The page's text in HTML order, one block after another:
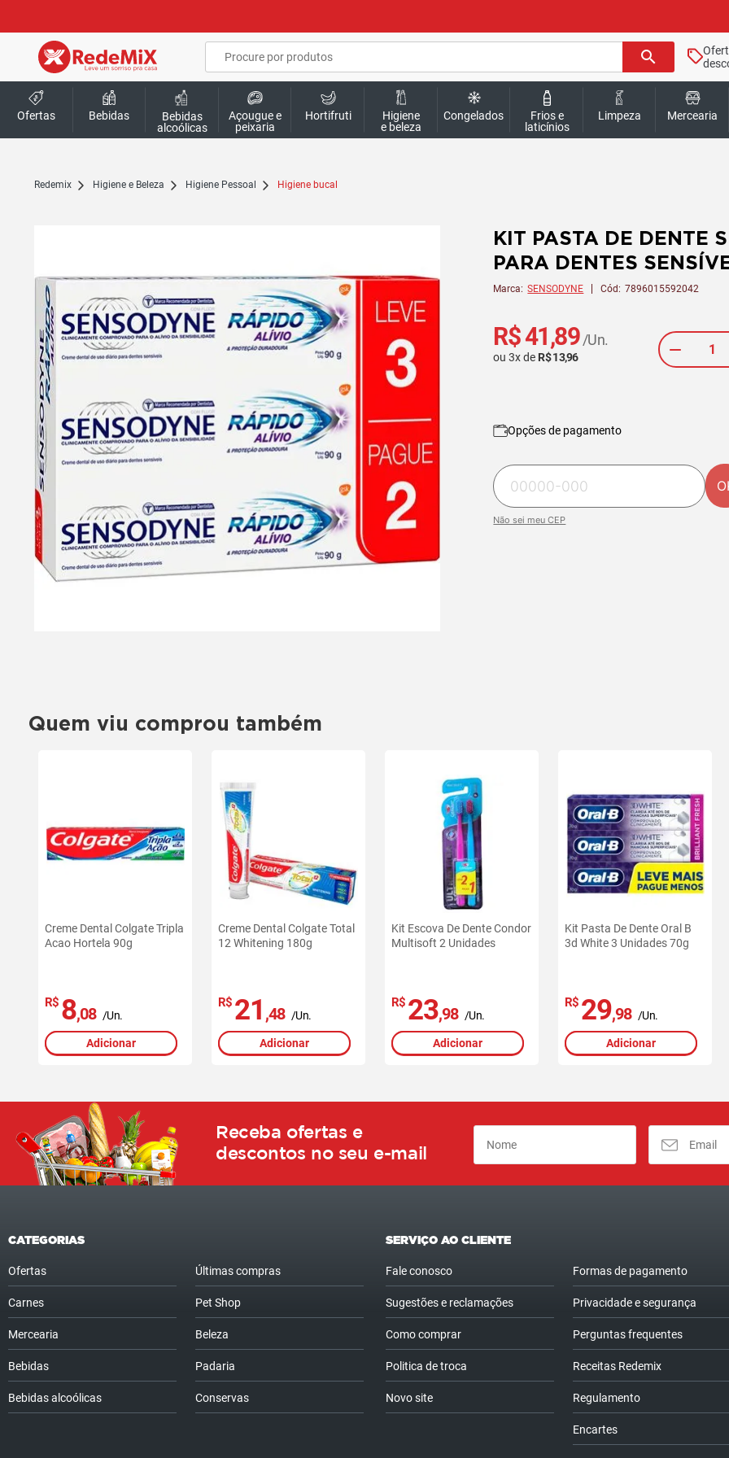
search
Ofertas Bebidas
Bebidas
alcoólicas
Açougue e
peixaria
Hortifruti
Higiene
e beleza
Congelados
Frios e
laticínios
Limpeza Mercearia
redemix Higiene e Beleza Higiene Pessoal Higiene bucal
KIT PASTA DE DENTE
PARA DENTES
Marca: SENSODYNE Cód: 7896015592042
R$ 41,89 /Un.
ou3x de R$ 13,96
Opções de pagamento
Não sei meu CEP
Quem viu comprou também
Creme Dental Colgate Tripla
Acao Hortela 90g
R$ 8,08 /Un.
Adicionar
Creme Dental Colgate Total
12 Whitening 180g
R$ 21 ,48 /Un.
Adicionar
Kit Escova De Dente Condor
Multisoft 2 Unidades
R$ 23,98 /Un.
Adicionar
Kit Pasta De Dente Oral B
3d White 3 Unidades 70g
R$ 29,98 /Un.
Adicionar
Receba ofertas e
descontos no seu e-mail
CATEGORIAS
Ofertas
Carnes
Mercearia
Bebidas
Bebidas alcoólicas
Últimas compras
Pet Shop
Beleza
Padaria
Conservas
SERVIÇO AO CLIENTE
Fale conosco
Sugestões e reclamações
Como comprar
Politica de troca
Novo site
Formas de pagamento
Privacidade e segurança
Perguntas frequentes
Receitas Redemix
Regulamento
Encartes